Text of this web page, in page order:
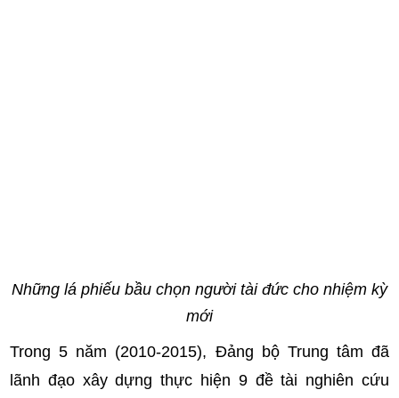
Những lá phiếu bầu chọn người tài đức cho nhiệm kỳ
mới
Trong 5 năm (2010-2015), Đảng bộ Trung tâm đã
lãnh đạo xây dựng thực hiện 9 đề tài nghiên cứu